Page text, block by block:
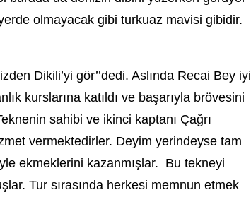
olmayacak gibi turkuaz mavisi gibidir.
Dikili’yi gör’’dedi. Aslında Recai Bey iyi
kurslarına katıldı ve başarıyla brövesini
sahibi ve ikinci kaptanı Çağrı
vermektedirler. Deyim yerindeyse tam
ekmeklerini kazanmışlar. Bu tekneyi
Tur sırasında herkesi memnun etmek